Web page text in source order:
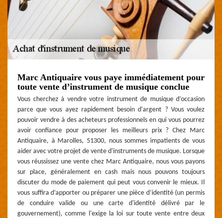
Marc Antiquaire vous paye immédiatement pour
toute vente d’instrument de musique conclue
Vous cherchez à vendre votre instrument de musique d’occasion
parce que vous ayez rapidement besoin d'argent ? Vous voulez
pouvoir vendre à des acheteurs professionnels en qui vous pourrez
avoir confiance pour proposer les meilleurs prix ? Chez Marc
Antiquaire, à Marolles, 51300, nous sommes impatients de vous
aider avec votre projet de vente d'instruments de musique. Lorsque
vous réussissez une vente chez Marc Antiquaire, nous vous payons
sur place, généralement en cash mais nous pouvons toujours
discuter du mode de paiement qui peut vous convenir le mieux. Il
vous suffira d’apporter ou préparer une pièce d’identité (un permis
de conduire valide ou une carte d'identité délivré par le
gouvernement), comme l'exige la loi sur toute vente entre deux